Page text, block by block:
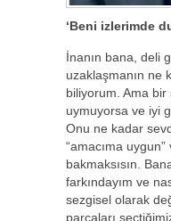
‘Beni izlerimde
İnanın bana, deli
uzaklaşmanın ne
biliyorum. Ama
uymuyorsa ve iyi
Onu ne kadar
“amacıma
bakmaksısın.
farkındayım ve
sezgisel olarak
parçaları